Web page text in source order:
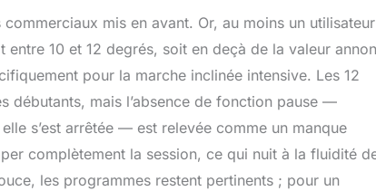
mis en avant. Or, au moins un utilisateur
10 et 12 degrés, soit en deçà de la valeur
pour la marche inclinée intensive. Les 12
débutants, mais l’absence de fonction pause —
s’est arrêtée — est relevée comme un manque
complètement la session, ce qui nuit à la fluidité
les programmes restent pertinents ; pour un